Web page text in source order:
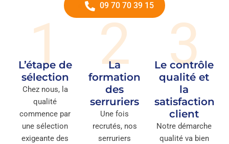
09 70 70 39 15
1
L’étape de
sélection
Chez nous, la
qualité
commence par
une sélection
exigeante des
2
La
formation
des
serruriers
Une fois
recrutés, nos
serruriers
3
Le contrôle
qualité et
la
satisfaction
client
Notre démarche
qualité va bien